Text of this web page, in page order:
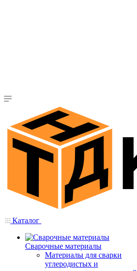
Каталог
Сварочные материалы
Материалы для сварки
углеродистых и